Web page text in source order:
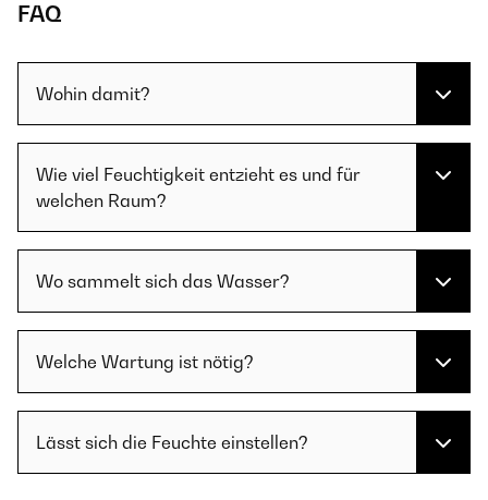
FAQ
Wohin damit?
Wie viel Feuchtigkeit entzieht es und für
welchen Raum?
Wo sammelt sich das Wasser?
Welche Wartung ist nötig?
Lässt sich die Feuchte einstellen?